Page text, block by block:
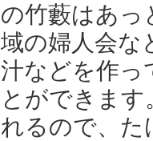
の竹藪はあっ
域の婦人会な
汁などを作っ
とができま
れるので、た